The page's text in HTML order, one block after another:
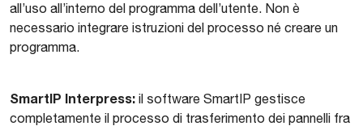
all’uso all’interno del programma dell’utente. Non è
necessario integrare istruzioni del processo né creare un
programma.
SmartIP Interpress: il software SmartIP gestisce
completamente il processo di trasferimento dei pannelli fra